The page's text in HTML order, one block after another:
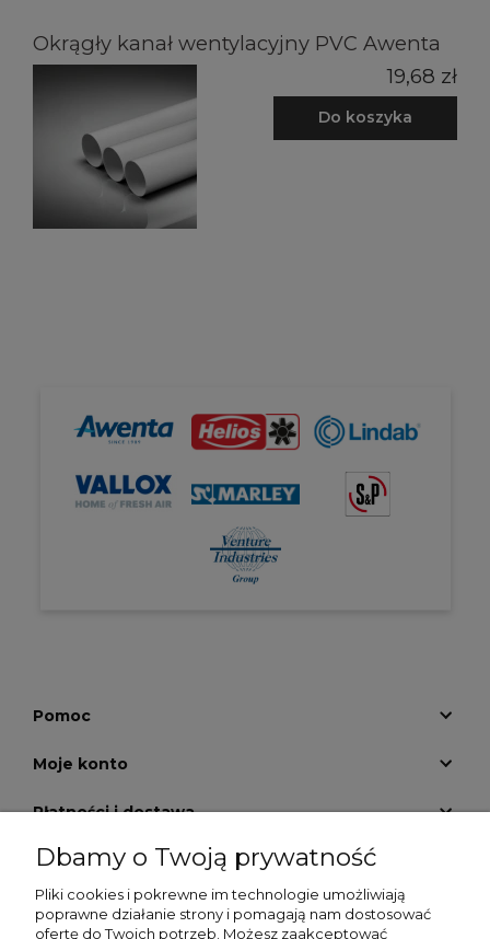
Okrągły kanał wentylacyjny PVC Awenta
19,68 zł
Do koszyka
Pomoc
Moje konto
Płatności i dostawa
Informacje
O nas
Dbamy o Twoją prywatność
Pliki cookies i pokrewne im technologie umożliwiają
poprawne działanie strony i pomagają nam dostosować
ofertę do Twoich potrzeb. Możesz zaakceptować